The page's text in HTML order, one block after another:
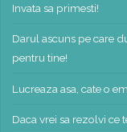
Invata sa primesti!
Darul ascuns pe care
pentru tine!
Lucreaza asa, cate o
Daca vrei sa rezolvi ce